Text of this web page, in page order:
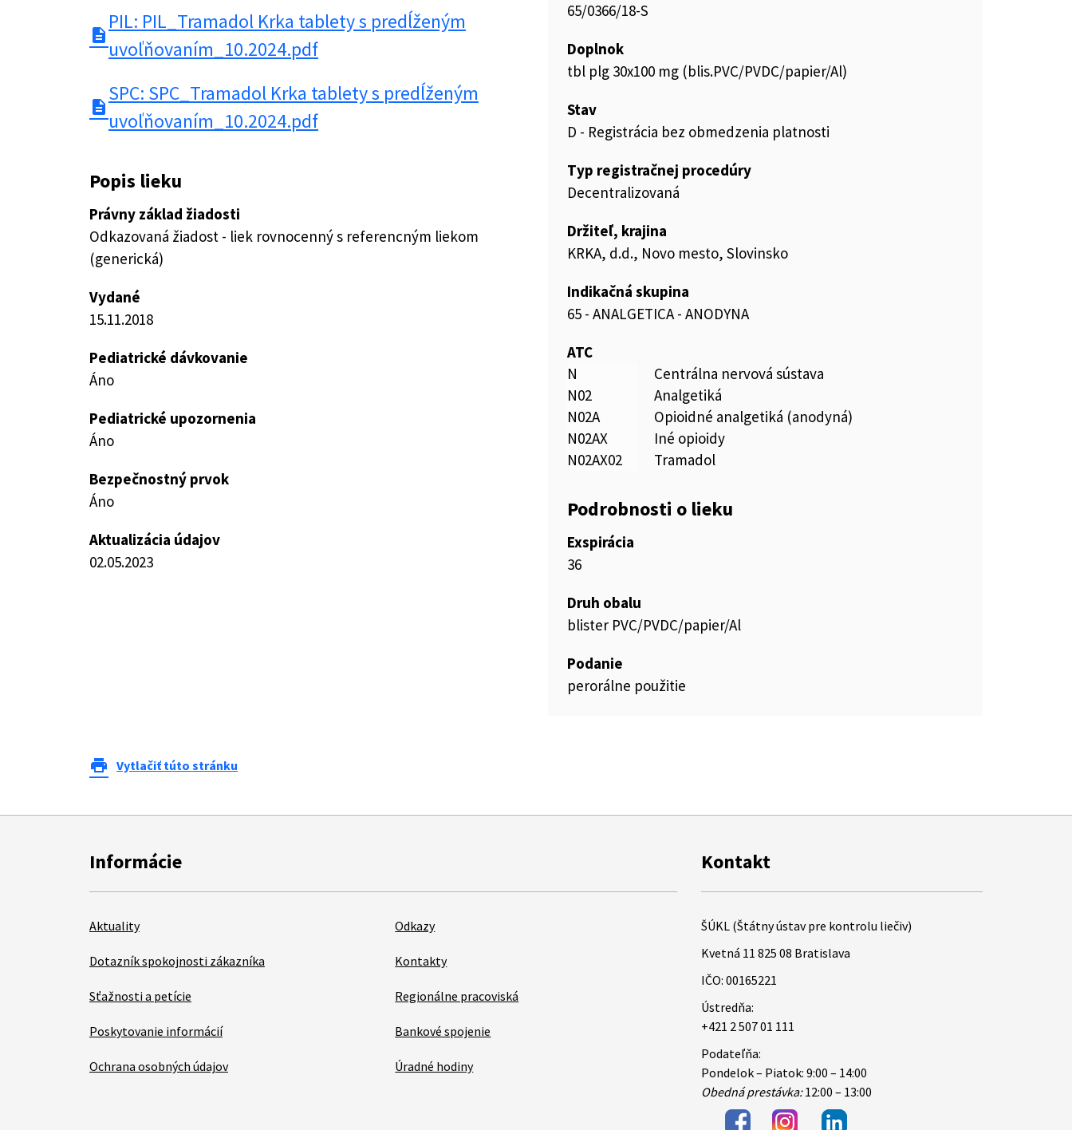
description
PIL: PIL_Tramadol Krka tablety s predĺženým
uvoľňovaním_10.2024.pdf
description
SPC: SPC_Tramadol Krka tablety s predĺženým
uvoľňovaním_10.2024.pdf
Popis lieku
Právny základ žiadosti
Odkazovaná žiadost - liek rovnocenný s referencným liekom
(generická)
Vydané
15.11.2018
Pediatrické dávkovanie
Áno
Pediatrické upozornenia
Áno
Bezpečnostný prvok
Áno
Aktualizácia údajov
02.05.2023
65/0366/18-S
Doplnok
tbl plg 30x100 mg (blis.PVC/PVDC/papier/Al)
Stav
D - Registrácia bez obmedzenia platnosti
Typ registračnej procedúry
Decentralizovaná
Držiteľ, krajina
KRKA, d.d., Novo mesto, Slovinsko
Indikačná skupina
65 - ANALGETICA - ANODYNA
ATC
N
Centrálna nervová sústava
N02
Analgetiká
N02A
Opioidné analgetiká (anodyná)
N02AX
Iné opioidy
N02AX02
Tramadol
Podrobnosti o lieku
Exspirácia
36
Druh obalu
blister PVC/PVDC/papier/Al
Podanie
perorálne použitie
print Vytlačiť túto stránku
Informácie
Aktuality
Dotazník spokojnosti zákazníka
Sťažnosti a petície
Poskytovanie informácií
Ochrana osobných údajov
Odkazy
Kontakty
Regionálne pracoviská
Bankové spojenie
Úradné hodiny
Kontakt
ŠÚKL (Štátny ústav pre kontrolu liečiv)
Kvetná 11 825 08 Bratislava
IČO: 00165221
Ústredňa:
+421 2 507 01 111
Podateľňa:
Pondelok – Piatok: 9:00 – 14:00
Obedná prestávka:12:00 – 13:00